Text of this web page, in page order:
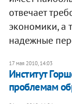
отвечает
экономики, а
надежные
17 мая 2010, 14:03
Институт
проблемам